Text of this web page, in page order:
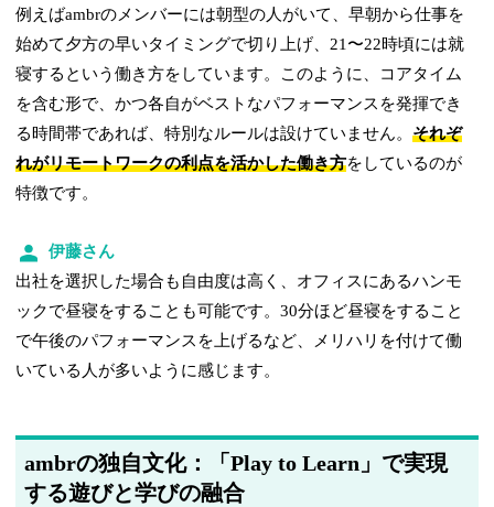
例えばambrのメンバーには朝型の人がいて、早朝から仕事を
始めて夕方の早いタイミングで切り上げ、21〜22時頃には就
寝するという働き方をしています。このように、コアタイム
を含む形で、かつ各自がベストなパフォーマンスを発揮でき
る時間帯であれば、特別なルールは設けていません。それぞ
れがリモートワークの利点を活かした働き方をしているのが
特徴です。
伊藤さん
出社を選択した場合も自由度は高く、オフィスにあるハンモ
ックで昼寝をすることも可能です。30分ほど昼寝をすること
で午後のパフォーマンスを上げるなど、メリハリを付けて働
いている人が多いように感じます。
ambrの独自文化：「Play to Learn」で実現
する遊びと学びの融合